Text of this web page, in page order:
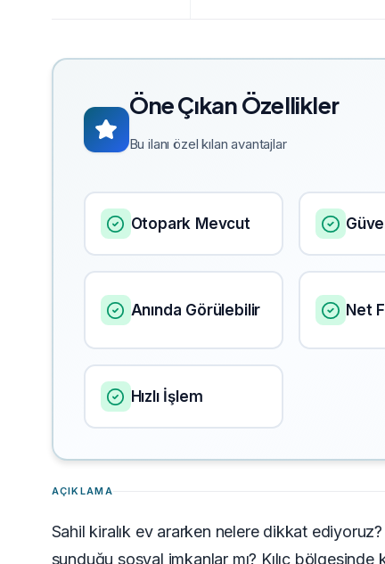
Öne Çıkan Özellikler
Bu ilanı özel kılan avantajlar
Otopark Mevcut
Anında Görülebilir Net
Hızlı İşlem
AÇIKLAMA
Sahil kiralık ev ararken nelere dikkat
sunduğu sosyal imkanlar mı? Kılıç bölgesinde